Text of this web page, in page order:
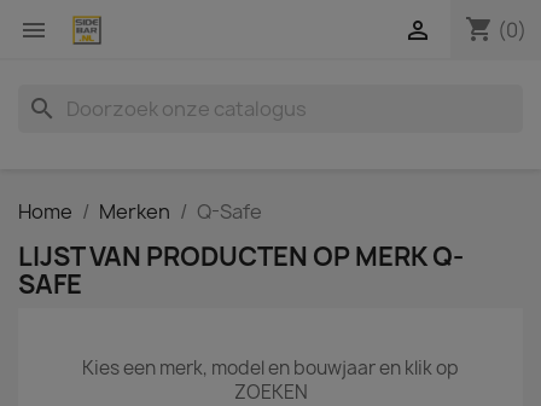
 shopping_cart (0)

search
Home Merken Q-Safe
LIJST VAN PRODUCTEN OP MERK Q-
SAFE
Kies een merk, model en bouwjaar en klik op
ZOEKEN